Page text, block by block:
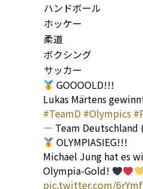
ハンドボール
ホッケー
柔道
ボクシング
サッカー
GOOOOLD!!!
Lukas Märtens
#TeamD #Olympics
— Team Deutschland
OLYMPIASIEG!!!
Michael Jung hat es
Olympia-Gold!
pic.twitter.com/